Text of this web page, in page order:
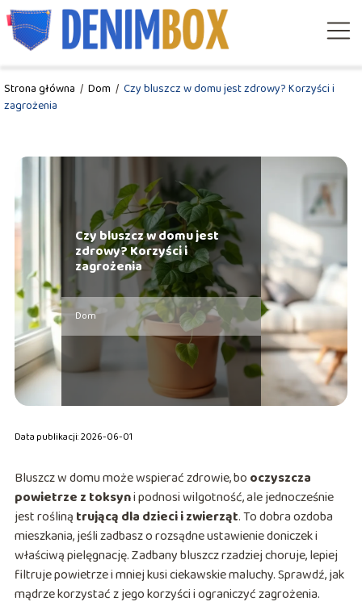
Strona główna / Dom / Czy bluszcz w domu jest zdrowy? Korzyści i
zagrożenia
Czy bluszcz w domu jest
zdrowy? Korzyści i
zagrożenia
Dom
Data publikacji: 2026-06-01
Bluszcz w domu może wspierać zdrowie, bo oczyszcza
powietrze z toksyni podnosi wilgotność, ale jednocześnie
jest rośliną trującą dla dzieci i zwierząt. To dobra ozdoba
mieszkania, jeśli zadbasz o rozsądne ustawienie doniczek i
właściwą pielęgnację. Zadbany bluszcz rzadziej choruje, lepiej
filtruje powietrze i mniej kusi ciekawskie maluchy. Sprawdź, jak
mądrze korzystać z jego korzyści i ograniczyć zagrożenia.